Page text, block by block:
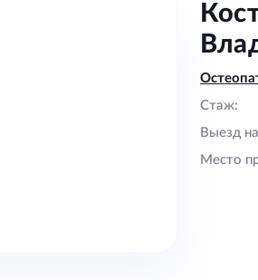
Стаж:
Выезд
Место